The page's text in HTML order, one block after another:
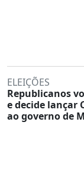
ELEIÇÕES
Republicanos
e decide lançar
ao governo de